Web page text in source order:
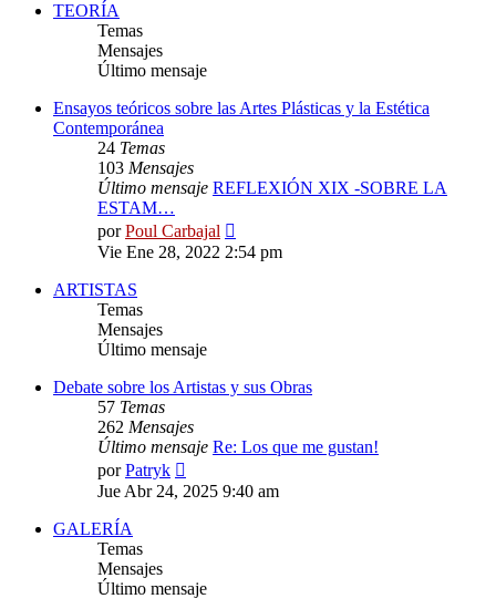
TEORÍA
Temas
Mensajes
Último mensaje
Ensayos teóricos sobre las Artes Plásticas y la Estética
Contemporánea
24 Temas
103 Mensajes
Último mensaje REFLEXIÓN XIX -SOBRE LA
ESTAM…
porPoul Carbajal
último
mensaje
Vie Ene 28, 2022 2:54 pm
ARTISTAS
Temas
Mensajes
Último mensaje
Debate sobre los Artistas y sus Obras
57 Temas
262 Mensajes
Último mensaje Re: Los que me gustan!
porPatryk
último
Jue Abr 24, 2025 9:40 am
GALERÍA
Temas
Mensajes
Último mensaje